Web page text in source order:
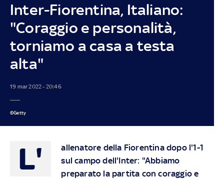
Inter-Fiorentina, Italiano:
"Coraggio e personalità,
torniamo a casa a testa
alta"
19 mar 2022 - 20:46
©Getty
L'
allenatore della Fiorentina dopo l'1-1
sul campo dell'Inter: "Abbiamo
preparato la partita con coraggio e